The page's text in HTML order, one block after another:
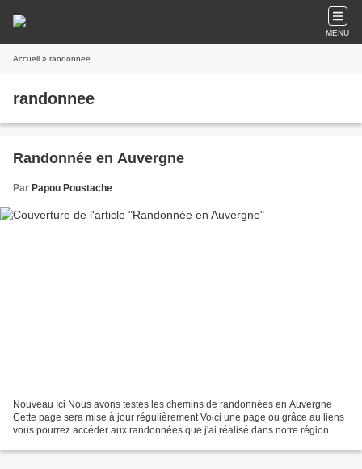
MENU
Accueil » randonnee
randonnee
Randonnée en Auvergne
Par Papou Poustache
Nouveau Ici Nous avons testés les chemins de randonnées en Auvergne
Cette page sera mise à jour régulièrement Voici une page ou grâce au liens
vous pourrez accéder aux randonnées que j'ai réalisé dans notre région.